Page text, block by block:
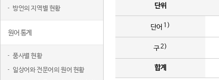
방언의 지역별 현황
원어 통계
품사별 현황
일상어와 전문어의 원어 현황
단위
단어 1)
구2)
합계